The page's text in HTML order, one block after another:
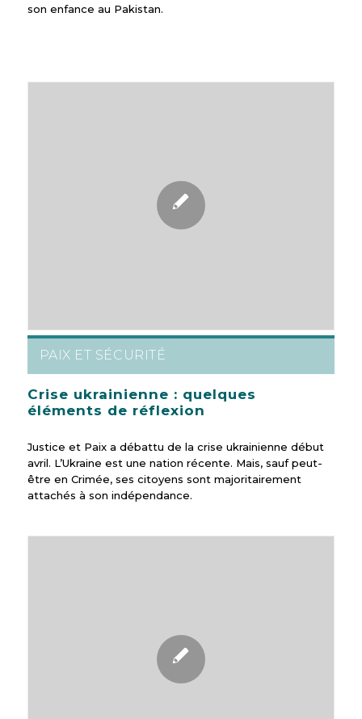
son enfance au Pakistan.
PAIX ET SÉCURITÉ
Crise ukrainienne : quelques
éléments de réflexion
Justice et Paix a débattu de la crise ukrainienne début
avril. L’Ukraine est une nation récente. Mais, sauf peut-
être en Crimée, ses citoyens sont majoritairement
attachés à son indépendance.